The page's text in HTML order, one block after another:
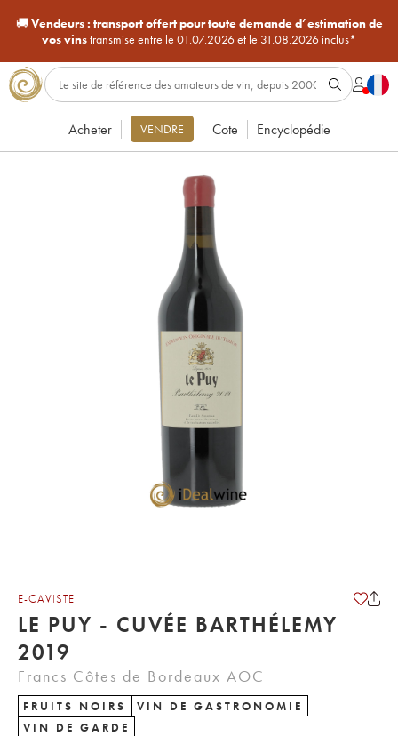
🚚Vendeurs : transport offert pour toute demande d’estimation de
vos vinstransmise entre le 01.07.2026 et le 31.08.2026 inclus*
Acheter VENDRE Cote Encyclopédie
E-CAVISTE
LE PUY - CUVÉE BARTHÉLEMY
2019
Francs Côtes de Bordeaux AOC
FRUITS NOIRS
VIN DE GASTRONOMIE
VIN DE GARDE